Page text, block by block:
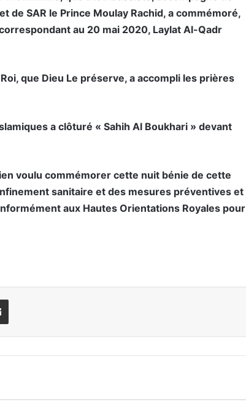
de SAR le Prince Moulay Rachid, a commémoré,
au 20 mai 2020, Laylat Al-Qadr
que Dieu Le préserve, a accompli les prières
a clôturé « Sahih Al Boukhari » devant
voulu commémorer cette nuit bénie de cette
sanitaire et des mesures préventives et
aux Hautes Orientations Royales pour